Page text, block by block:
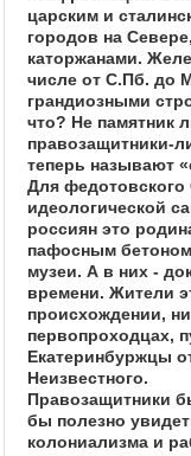
царским и
городов на
каторжанами.
числе от С.Пб. до
грандиозными
что? Не памятник
правозащитники-
теперь называют
Для федотовского
идеологической
россиян это
пафосным
музеи. А в них -
времени. Жители
происхождении,
первопроходцах,
Екатеринбуржцы
Неизвестного.
Правозащитники
бы полезно
колониализма и